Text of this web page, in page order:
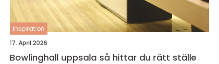
inspiration
17. April 2026
Bowlinghall uppsala så hittar du rätt ställe